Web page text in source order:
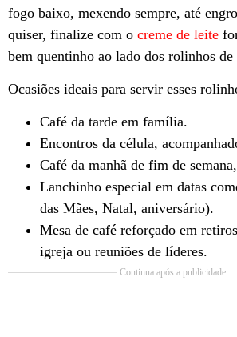
fogo baixo, mexendo sempre, até
quiser, finalize com o creme de leite
bem quentinho ao lado dos rolinhos de
Ocasiões ideais para servir esses
Café da tarde em família.
Encontros da célula,
Café da manhã de fim de
Lanchinho especial em datas
das Mães, Natal, aniversário).
Mesa de café reforçado em
igreja ou reuniões de líderes.
Continua após a publicidade….